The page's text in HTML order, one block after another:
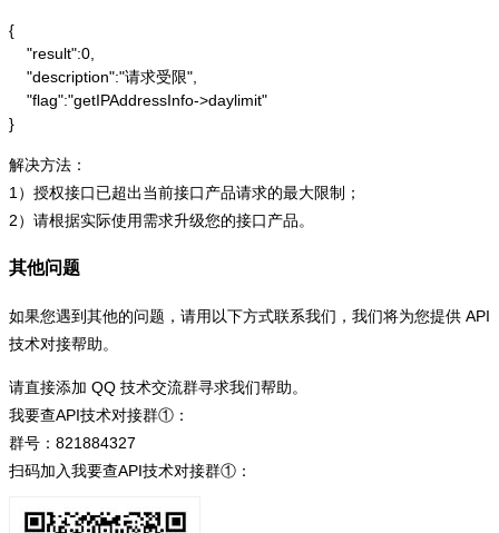
{
    "result":0,
    "description":"请求受限",
    "flag":"getIPAddressInfo->daylimit"
}
解决方法：
1）授权接口已超出当前接口产品请求的最大限制；
2）请根据实际使用需求升级您的接口产品。
其他问题
如果您遇到其他的问题，请用以下方式联系我们，我们将为您提供 API
技术对接帮助。
请直接添加 QQ 技术交流群寻求我们帮助。
我要查API技术对接群①：
群号：821884327
扫码加入我要查API技术对接群①：